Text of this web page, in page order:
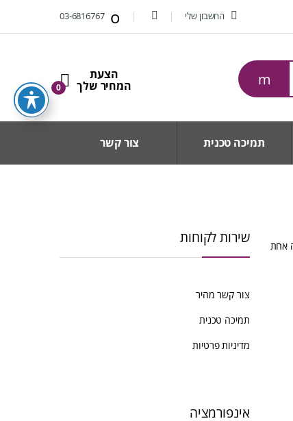
החשבון שלי 03-6816767
0
תמיכה טכנית צור קשר
אחת שירות לקוחות
צור קשר מהיר
תמיכה טכנית
מדיניות פרטיות
אינפורמציה